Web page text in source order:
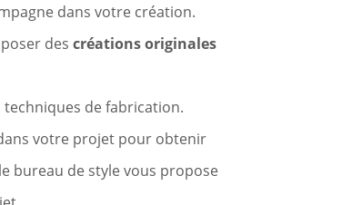
dans votre création.
des créations originales
de fabrication.
votre projet pour obtenir
bureau de style vous propose